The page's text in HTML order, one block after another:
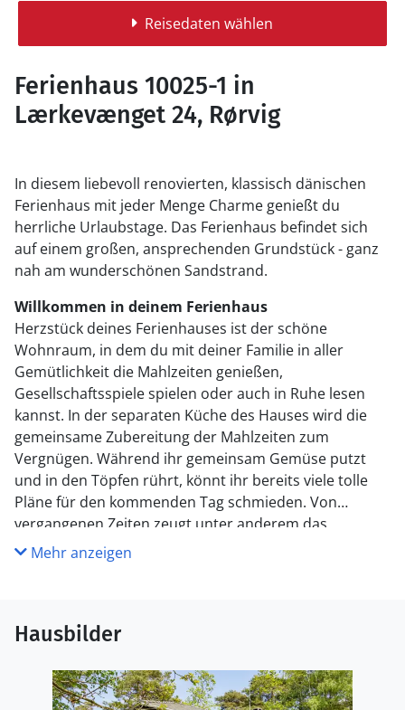
Reisedaten wählen
Ferienhaus 10025-1 in
Lærkevænget 24, Rørvig
In diesem liebevoll renovierten, klassisch dänischen
Ferienhaus mit jeder Menge Charme genießt du
herrliche Urlaubstage. Das Ferienhaus befindet sich
auf einem großen, ansprechenden Grundstück - ganz
nah am wunderschönen Sandstrand.
Willkommen in deinem Ferienhaus
Herzstück deines Ferienhauses ist der schöne
Wohnraum, in dem du mit deiner Familie in aller
Gemütlichkeit die Mahlzeiten genießen,
Gesellschaftsspiele spielen oder auch in Ruhe lesen
kannst. In der separaten Küche des Hauses wird die
gemeinsame Zubereitung der Mahlzeiten zum
Vergnügen. Während ihr gemeinsam Gemüse putzt
und in den Töpfen rührt, könnt ihr bereits viele tolle
Pläne für den kommenden Tag schmieden. Von
vergangenen Zeiten zeugt unter anderem das
ursprüngliche Waschbecken, das noch immer in einem
der Schlafräume angebracht ist.
Unter freiem Himmel begrüßt dich eine schöne
vertiefen kannst, während deine Kinder im Garten
umhertollen und die von euch mitgebrachten
Mehr anzeigen
Hausbilder